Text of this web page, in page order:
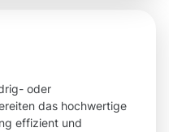
oder
das hochwertige
effizient und